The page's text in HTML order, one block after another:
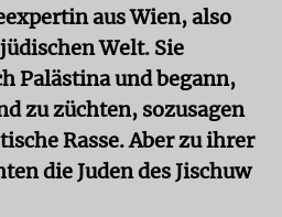
aus Wien, also
Welt. Sie
Palästina und begann,
zu züchten, sozusagen
Rasse. Aber zu ihrer
die Juden des Jischuw